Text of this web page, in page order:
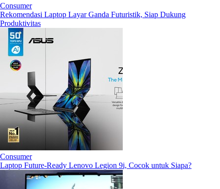
Consumer
Rekomendasi Laptop Layar Ganda Futuristik, Siap Dukung
Produktivitas
Consumer
Laptop Future-Ready Lenovo Legion 9i, Cocok untuk Siapa?